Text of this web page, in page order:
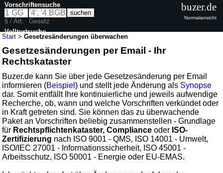
Start >Gesetzesänderungen überwachen
Gesetzesänderungen per Email - Ihr
Rechtskataster
Buzer.de kann Sie über jede Gesetzesänderung per Email
informieren (Beispiel) und stellt jede Änderung als Synopse
dar. Somit entfällt Ihre kontinuierliche und jeweils aufwendige
Recherche, ob, wann und welche Vorschriften verkündet oder
in Kraft getreten sind. Sie können das zu überwachende
Paket an Vorschriften beliebig zusammenstellen - Grundlage
für Rechtspflichtenkataster, Compliance oder ISO-
Zertifizierung nach ISO 9001 - QMS, ISO 14001 - Umwelt,
ISO/IEC 27001 - Informationssicherheit, ISO 45001 -
Arbeitsschutz, ISO 50001 - Energie oder EU-EMAS.
Vorschriftensuche
§ / Art.
Gesetz
Volltextsuche
buzer.de
Normalansicht